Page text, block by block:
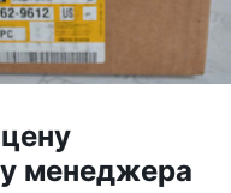
менеджера